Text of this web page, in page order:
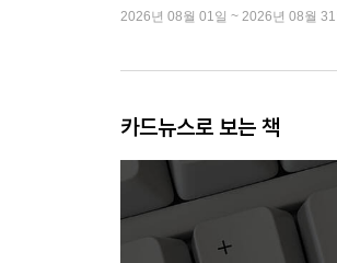
2026년 08월 01일 ~ 2026년 08월 31
카드뉴스로 보는 책